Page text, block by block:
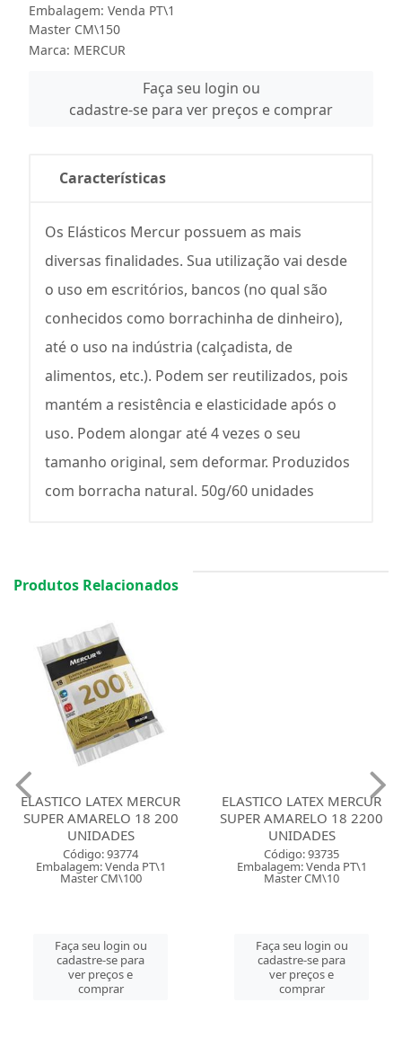
Embalagem: Venda PT\1
Master CM\150
Marca: MERCUR
Faça seu login ou
cadastre-se para ver preços e comprar
Características
Os Elásticos Mercur possuem as mais
diversas finalidades. Sua utilização vai desde
o uso em escritórios, bancos (no qual são
conhecidos como borrachinha de dinheiro),
até o uso na indústria (calçadista, de
alimentos, etc.). Podem ser reutilizados, pois
mantém a resistência e elasticidade após o
uso. Podem alongar até 4 vezes o seu
tamanho original, sem deformar. Produzidos
com borracha natural. 50g/60 unidades
Produtos Relacionados
ELASTICO LATEX MERCUR
SUPER AMARELO 18 200
UNIDADES
Código: 93774
Embalagem: Venda PT\1
Master CM\100
Faça seu login ou
cadastre-se para
ver preços e
comprar
ELASTICO LATEX MERCUR
SUPER AMARELO 18 2200
UNIDADES
Código: 93735
Embalagem: Venda PT\1
Master CM\10
Faça seu login ou
cadastre-se para
ver preços e
comprar